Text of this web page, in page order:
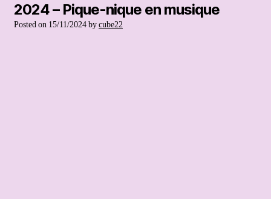
2024 – Pique-nique en musique
Posted on 15/11/2024bycube22